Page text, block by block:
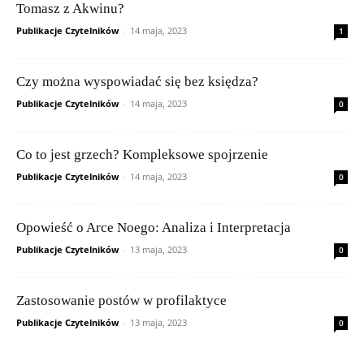
Tomasz z Akwinu?
Publikacje Czytelników - 14 maja, 2023 1
Czy można wyspowiadać się bez księdza?
Publikacje Czytelników - 14 maja, 2023 0
Co to jest grzech? Kompleksowe spojrzenie
Publikacje Czytelników - 14 maja, 2023 0
Opowieść o Arce Noego: Analiza i Interpretacja
Publikacje Czytelników - 13 maja, 2023 0
Zastosowanie postów w profilaktyce
Publikacje Czytelników - 13 maja, 2023 0